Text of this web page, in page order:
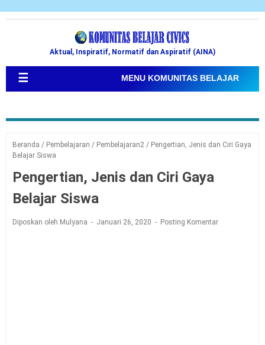
Aktual, Inspiratif, Normatif dan Aspiratif (AINA)
☰ MENU KOMUNITAS BELAJAR
Beranda / Pembelajaran / Pembelajaran2 / Pengertian, Jenis dan Ciri Gaya
Belajar Siswa
Pengertian, Jenis dan Ciri Gaya
Belajar Siswa
Diposkan oleh Mulyana Januari 26, 2020 Posting Komentar